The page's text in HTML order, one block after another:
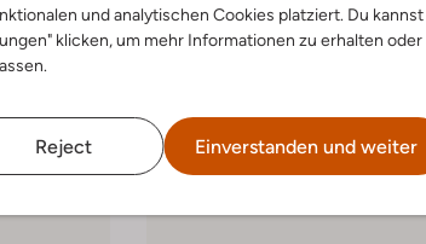
und analytischen Cookies platziert. Du kannst
klicken, um mehr Informationen zu erhalten oder
Reject Einverstanden und weiter